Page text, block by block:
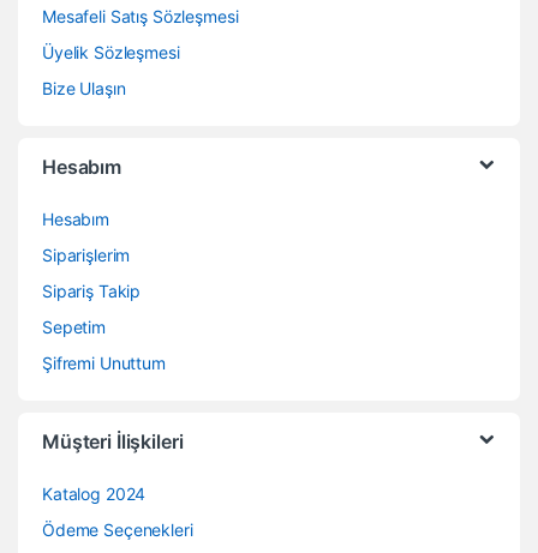
Mesafeli Satış Sözleşmesi
Üyelik Sözleşmesi
Bize Ulaşın
Hesabım
Hesabım
Siparişlerim
Sipariş Takip
Sepetim
Şifremi Unuttum
Müşteri İlişkileri
Katalog 2024
Ödeme Seçenekleri